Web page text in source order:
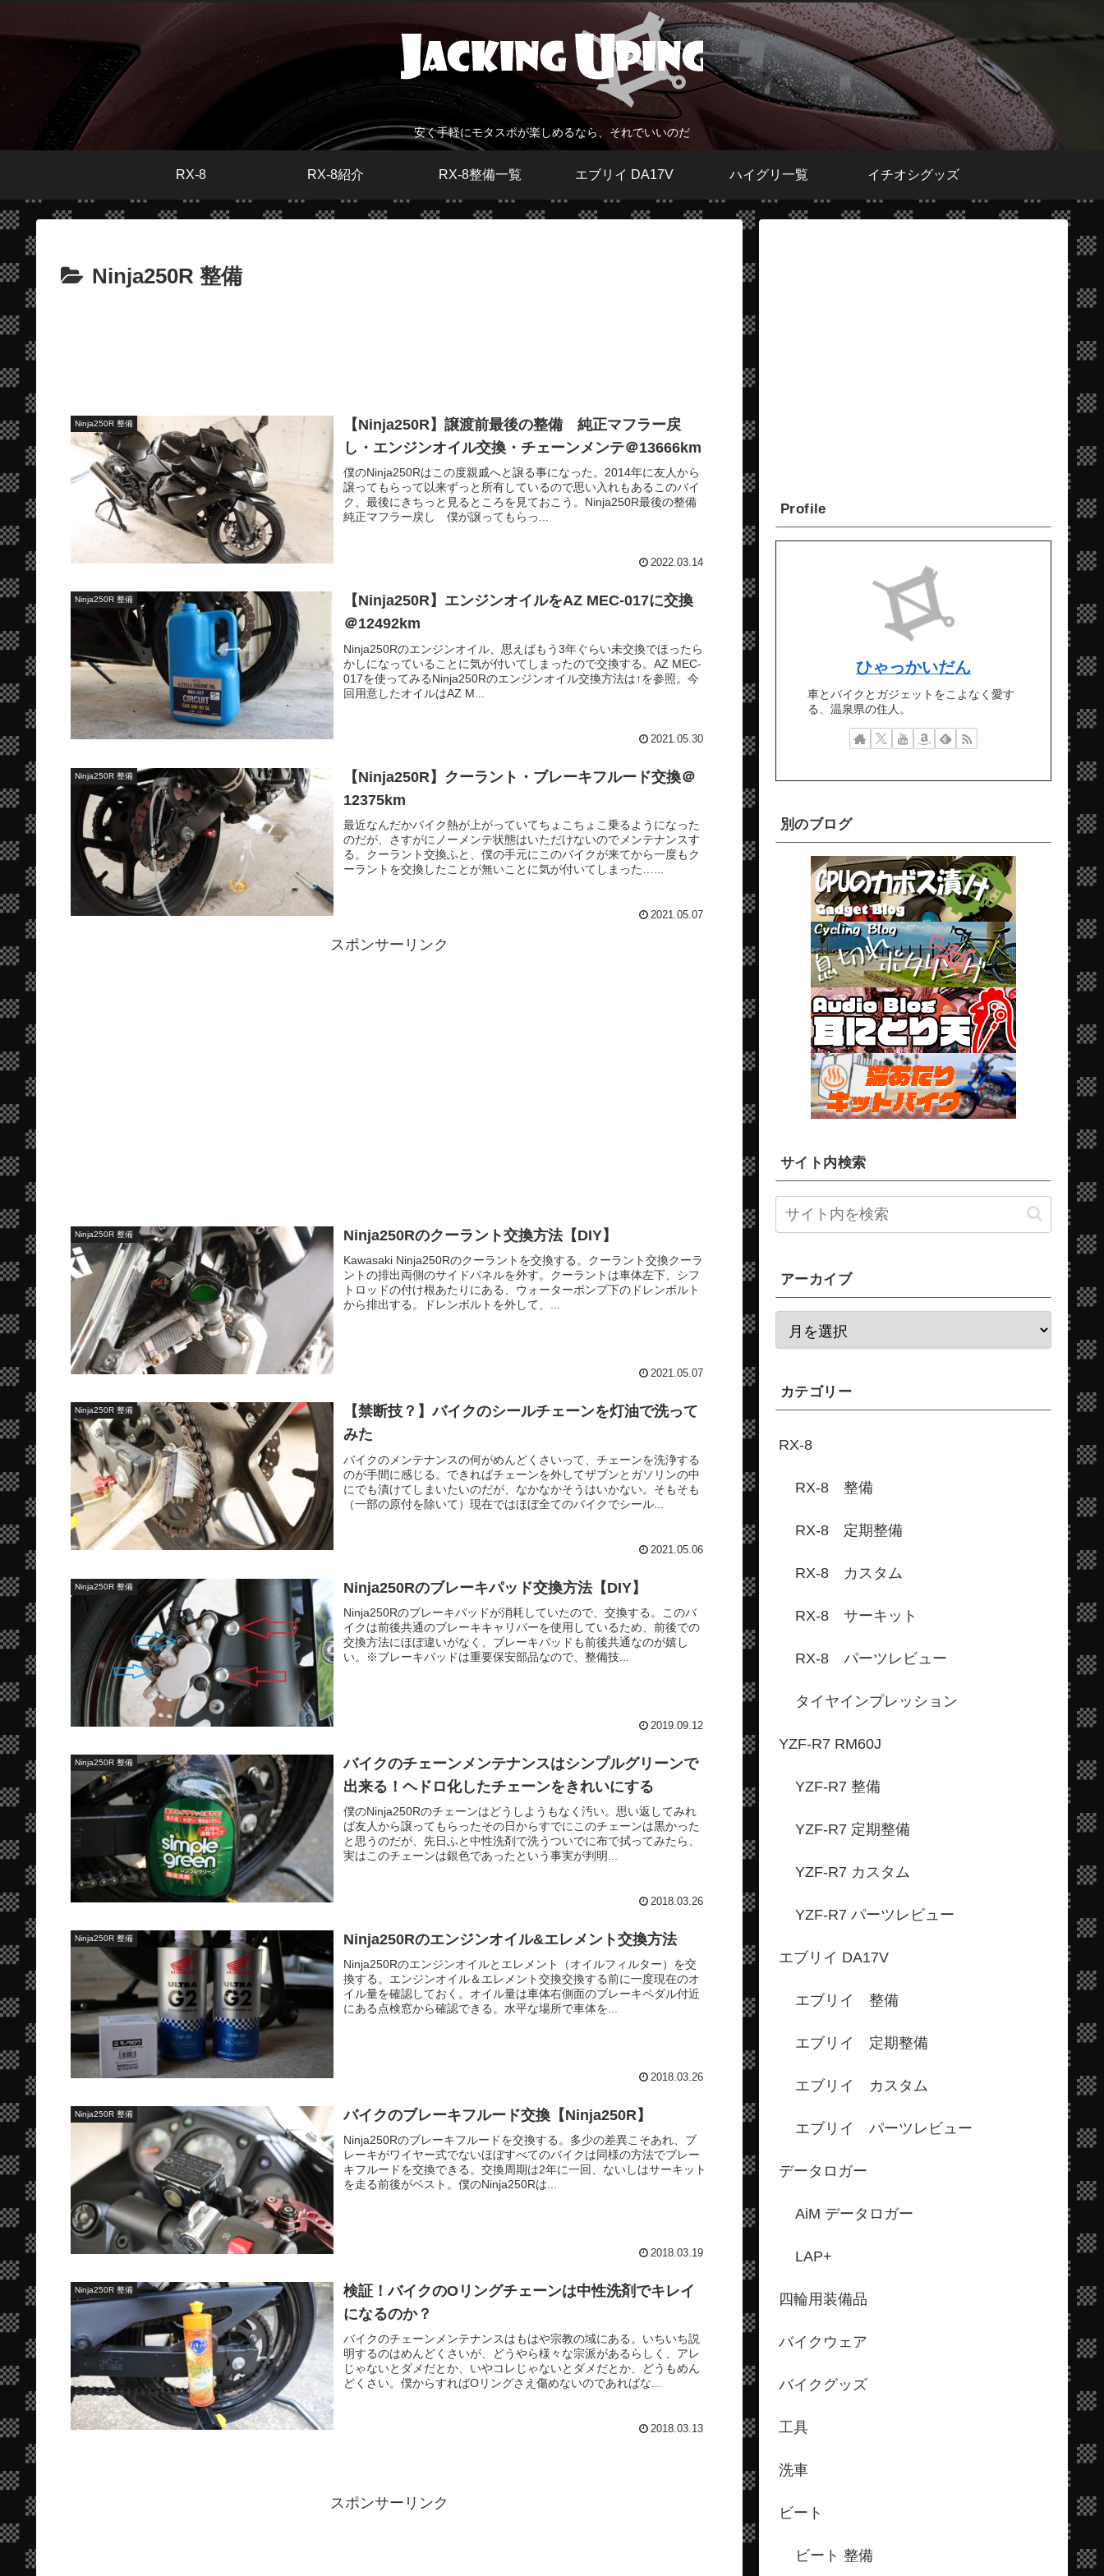
安く手軽にモタスポが楽しめるなら、それでいいのだ
RX-8 RX-8紹介 RX-8整備一覧 エブリイ DA17V ハイグリ一覧 イチオシグッズ
Ninja250R 整備
Ninja250R 整備
【Ninja250R】譲渡前最後の整備 純正マフラー戻
し・エンジンオイル交換・チェーンメンテ＠13666km
僕のNinja250Rはこの度親戚へと譲る事になった。2014年に友人から
譲ってもらって以来ずっと所有しているので思い入れもあるこのバイ
ク、最後にきちっと見るところを見ておこう。Ninja250R最後の整備
純正マフラー戻し 僕が譲ってもらっ...
2022.03.14
Ninja250R 整備
【Ninja250R】エンジンオイルをAZ MEC-017に交換
＠12492km
Ninja250Rのエンジンオイル、思えばもう3年ぐらい未交換でほったら
かしになっていることに気が付いてしまったので交換する。AZ MEC-
017を使ってみるNinja250Rのエンジンオイル交換方法は↑を参照。今
回用意したオイルはAZ M...
2021.05.30
Ninja250R 整備
【Ninja250R】クーラント・ブレーキフルード交換＠
12375km
最近なんだかバイク熱が上がっていてちょこちょこ乗るようになった
のだが、さすがにノーメンテ状態はいただけないのでメンテナンスす
る。クーラント交換ふと、僕の手元にこのバイクが来てから一度もク
ーラントを交換したことが無いことに気が付いてしまった…...
2021.05.07
スポンサーリンク
Ninja250R 整備 Ninja250Rのクーラント交換方法【DIY】
Kawasaki Ninja250Rのクーラントを交換する。クーラント交換クーラ
ントの排出両側のサイドパネルを外す。クーラントは車体左下、シフ
トロッドの付け根あたりにある、ウォーターポンプ下のドレンボルト
から排出する。ドレンボルトを外して、...
2021.05.07
Ninja250R 整備
【禁断技？】バイクのシールチェーンを灯油で洗って
みた
バイクのメンテナンスの何がめんどくさいって、チェーンを洗浄する
のが手間に感じる。できればチェーンを外してザブンとガソリンの中
にでも漬けてしまいたいのだが、なかなかそうはいかない。そもそも
（一部の原付を除いて）現在ではほぼ全てのバイクでシール...
2021.05.06
Ninja250R 整備 Ninja250Rのブレーキパッド交換方法【DIY】
Ninja250Rのブレーキパッドが消耗していたので、交換する。このバ
イクは前後共通のブレーキキャリパーを使用しているため、前後での
交換方法にほぼ違いがなく、ブレーキパッドも前後共通なのが嬉し
い。※ブレーキパッドは重要保安部品なので、整備技...
2019.09.12
Ninja250R 整備
バイクのチェーンメンテナンスはシンプルグリーンで
出来る！ヘドロ化したチェーンをきれいにする
僕のNinja250Rのチェーンはどうしようもなく汚い。思い返してみれ
ば友人から譲ってもらったその日からすでにこのチェーンは黒かった
と思うのだが、先日ふと中性洗剤で洗うついでに布で拭ってみたら、
実はこのチェーンは銀色であったという事実が判明...
2018.03.26
Ninja250R 整備 Ninja250Rのエンジンオイル&エレメント交換方法
Ninja250Rのエンジンオイルとエレメント（オイルフィルター）を交
換する。エンジンオイル＆エレメント交換交換する前に一度現在のオ
イル量を確認しておく。オイル量は車体右側面のブレーキペダル付近
にある点検窓から確認できる。水平な場所で車体を...
2018.03.26
Ninja250R 整備 バイクのブレーキフルード交換【Ninja250R】
Ninja250Rのブレーキフルードを交換する。多少の差異こそあれ、ブ
レーキがワイヤー式でないほぼすべてのバイクは同様の方法でブレー
キフルードを交換できる。交換周期は2年に一回、ないしはサーキット
を走る前後がベスト。僕のNinja250Rは...
2018.03.19
Ninja250R 整備
検証！バイクのOリングチェーンは中性洗剤でキレイ
になるのか？
バイクのチェーンメンテナンスはもはや宗教の域にある。いちいち説
明するのはめんどくさいが、どうやら様々な宗派があるらしく、アレ
じゃないとダメだとか、いやコレじゃないとダメだとか、どうもめん
どくさい。僕からすればOリングさえ傷めないのであればな...
2018.03.13
スポンサーリンク
Profile
ひゃっかいだん
車とバイクとガジェットをこよなく愛す
る、温泉県の住人。
別のブログ
サイト内検索
アーカイブ
カテゴリー
RX-8
RX-8 整備
RX-8 定期整備
RX-8 カスタム
RX-8 サーキット
RX-8 パーツレビュー
タイヤインプレッション
YZF-R7 RM60J
YZF-R7 整備
YZF-R7 定期整備
YZF-R7 カスタム
YZF-R7 パーツレビュー
エブリイ DA17V
エブリイ 整備
エブリイ 定期整備
エブリイ カスタム
エブリイ パーツレビュー
データロガー
AiM データロガー
LAP+
四輪用装備品
バイクウェア
バイクグッズ
工具
洗車
ビート
ビート 整備